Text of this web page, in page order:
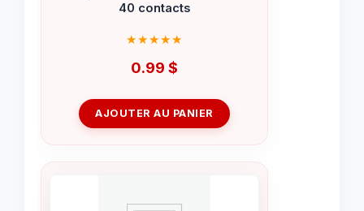
40 contacts
0.99 $
AJOUTER AU PANIER